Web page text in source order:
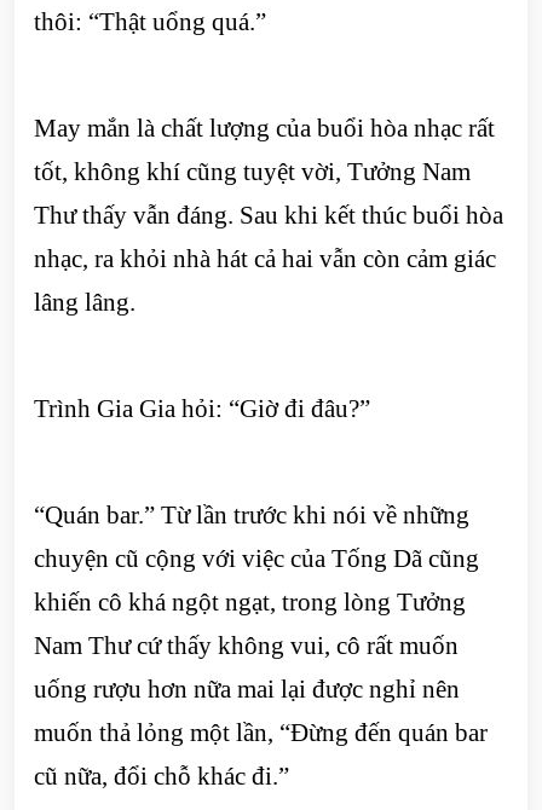
thôi: “Thật uổng quá.”
May mắn là chất lượng của buổi hòa nhạc rất
tốt, không khí cũng tuyệt vời, Tưởng Nam
Thư thấy vẫn đáng. Sau khi kết thúc buổi hòa
nhạc, ra khỏi nhà hát cả hai vẫn còn cảm giác
lâng lâng.
Trình Gia Gia hỏi: “Giờ đi đâu?”
“Quán bar.” Từ lần trước khi nói về những
chuyện cũ cộng với việc của Tống Dã cũng
khiến cô khá ngột ngạt, trong lòng Tưởng
Nam Thư cứ thấy không vui, cô rất muốn
uống rượu hơn nữa mai lại được nghỉ nên
muốn thả lỏng một lần, “Đừng đến quán bar
cũ nữa, đổi chỗ khác đi.”